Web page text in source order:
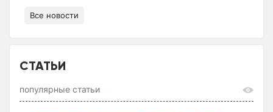
Все новости
СТАТЬИ
популярные статьи